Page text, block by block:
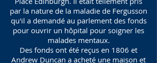
par la nature de la maladie de Fergusson
qu'il a demandé au parlement des fonds
pour ouvrir un hôpital pour soigner les
malades mentaux.
Des fonds ont été reçus en 1806 et
Andrew Duncan a acheté une maison et